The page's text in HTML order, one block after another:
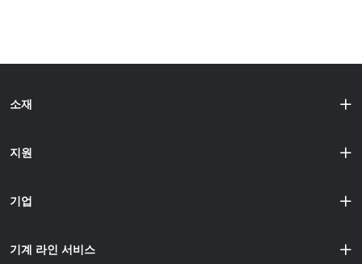
습니다. 출처: https://dyzedesign.com/2018/02/3d-
3D 프린터의 85% 이상이 1.75mm 필라멘트를 지원하도록
마존에서 판매되는 필라멘트의 89%가 1.75mm입니다. 왜
소재
지원
기업
기계 라인 서비스